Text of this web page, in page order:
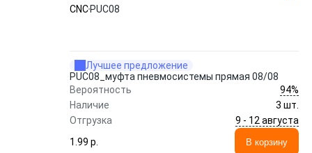
CNC PUC08
Лучшее предложение
PUC08_муфта пневмосистемы прямая 08/08
Вероятность
94%
Наличие
3 шт.
Отгрузка
9 - 12 августа
1.99 p.
В корзину